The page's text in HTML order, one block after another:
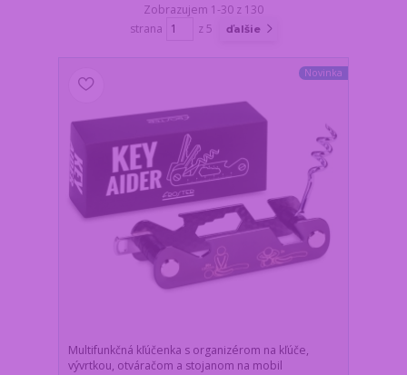
Zobrazujem 1-30 z 130
strana
z 5 ďalšie
Novinka
Multifunkčná kľúčenka s organizérom na kľúče,
vývrtkou, otváračom a stojanom na mobil